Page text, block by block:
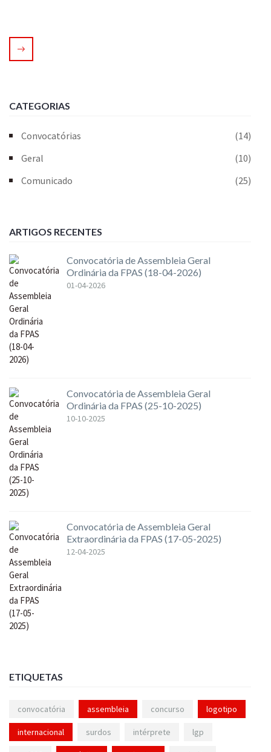
CATEGORIAS
Convocatórias
(14)
Geral
(10)
Comunicado
(25)
ARTIGOS RECENTES
Convocatória de Assembleia Geral
Ordinária da FPAS (18-04-2026)
01-04-2026
Convocatória de Assembleia Geral
Ordinária da FPAS (25-10-2025)
10-10-2025
Convocatória de Assembleia Geral
Extraordinária da FPAS (17-05-2025)
12-04-2025
ETIQUETAS
convocatória assembleia concurso logotipo
internacional surdos intérprete lgp